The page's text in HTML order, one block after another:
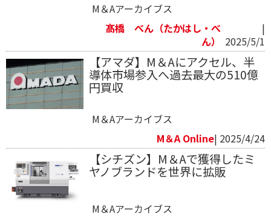
M＆Aアーカイブス
髙橋 べん（たかはし・べ
ん）
|
2025/5/1
【アマダ】M＆Aにアクセル、半
導体市場参入へ過去最大の510億
円買収
M＆Aアーカイブス
M＆A Online| 2025/4/24
【シチズン】M＆Aで獲得したミ
ヤノブランドを世界に拡販
M＆Aアーカイブス